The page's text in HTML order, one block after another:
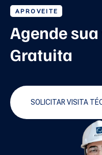
APROVEITE
Agende
Gratuita
SOLICITAR VISITA